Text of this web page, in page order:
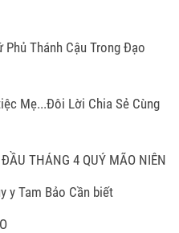
Phủ Thánh Cậu Trong Đạo
Mẹ...Đôi Lời Chia Sẻ Cùng
THÁNG 4 QUÝ MÃO NIÊN
y Tam Bảo Cần biết